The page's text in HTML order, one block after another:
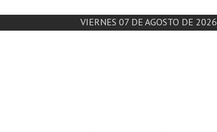
VIERNES 07 DE AGOSTO DE 2026